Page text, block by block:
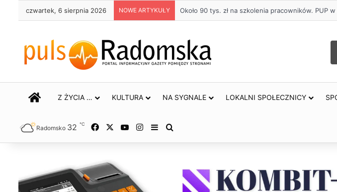
czwartek, 6 sierpnia 2026 NOWE ARTYKUŁY Około 90 tys. zł na szkolenia pracowników. PUP
STRONA GŁÓWNA
Z ŻYCIA … KULTURA NA SYGNALE LOKALNI SPOŁECZNICY
Radomsko 32 ℃ Facebook YouTubeInstagram
Sidebar